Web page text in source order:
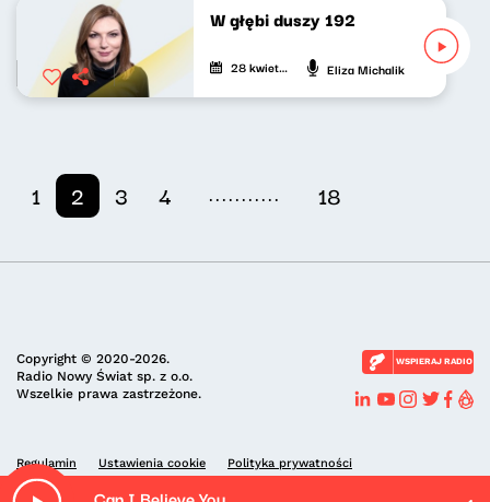
W głębi duszy 192
28 kwietnia 2024 Eliza Michalik
1 2 3 4 ........... 18
Copyright © 2020-2026.
Radio Nowy Świat sp. z o.o.
Wszelkie prawa zastrzeżone.
WSPIERAJ RADIO
Regulamin Ustawienia cookie Polityka prywatności